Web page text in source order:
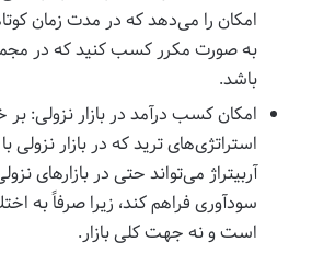
امکان را می‌دهد که در مدت زمان
به صورت مکرر کسب کنید که در
باشد.
امکان کسب درآمد در بازار نزولی: بر
استراتژی‌های ترید که در بازار
آربیتراژ می‌تواند حتی در بازارهای
سودآوری فراهم کند، زیرا صرفاً به
است و نه جهت کلی بازار.